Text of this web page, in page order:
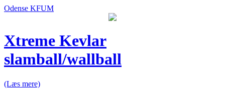
Odense KFUM
Xtreme Kevlar
slamball/wallball
(Læs mere)